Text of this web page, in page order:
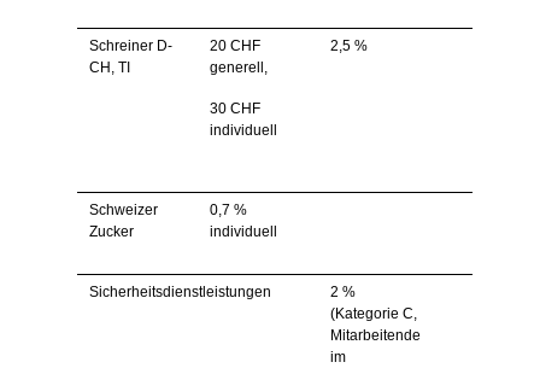
Schreiner D-
CH, TI
20 CHF
generell,
30 CHF
individuell
2,5 %
Schweizer
Zucker
0,7 %
individuell
Sicherheitsdienstleistungen
2 %
(Kategorie C,
Mitarbeitende
im